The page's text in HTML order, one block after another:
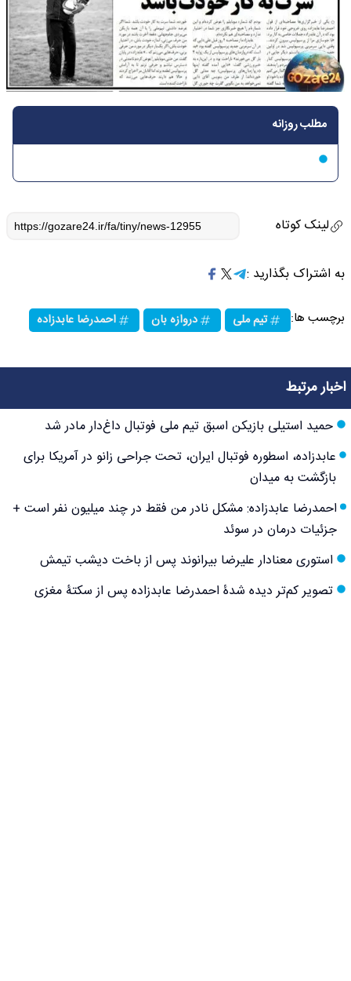
مطلب روزانه
لینک کوتاه
به اشتراک بگذارید :
برچسب ها: تیم ملی دروازه بان احمدرضا عابدزاده
اخبار مرتبط
حمید استیلی بازیکن اسبق تیم ملی فوتبال داغ‌دار مادر شد
عابدزاده، اسطوره فوتبال ایران، تحت جراحی زانو در آمریکا برای
بازگشت به میدان
احمدرضا عابدزاده: مشکل نادر من فقط در چند میلیون نفر است +
جزئیات درمان در سوئد
استوری معنادار علیرضا بیرانوند پس از باخت دیشب تیمش
تصویر کم‌تر دیده شدۀ احمدرضا عابدزاده پس از سکتۀ مغزی